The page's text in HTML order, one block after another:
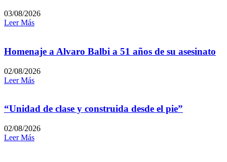
03/08/2026
Leer Más
Homenaje a Alvaro Balbi a 51 años de su asesinato
02/08/2026
Leer Más
“Unidad de clase y construida desde el pie”
02/08/2026
Leer Más